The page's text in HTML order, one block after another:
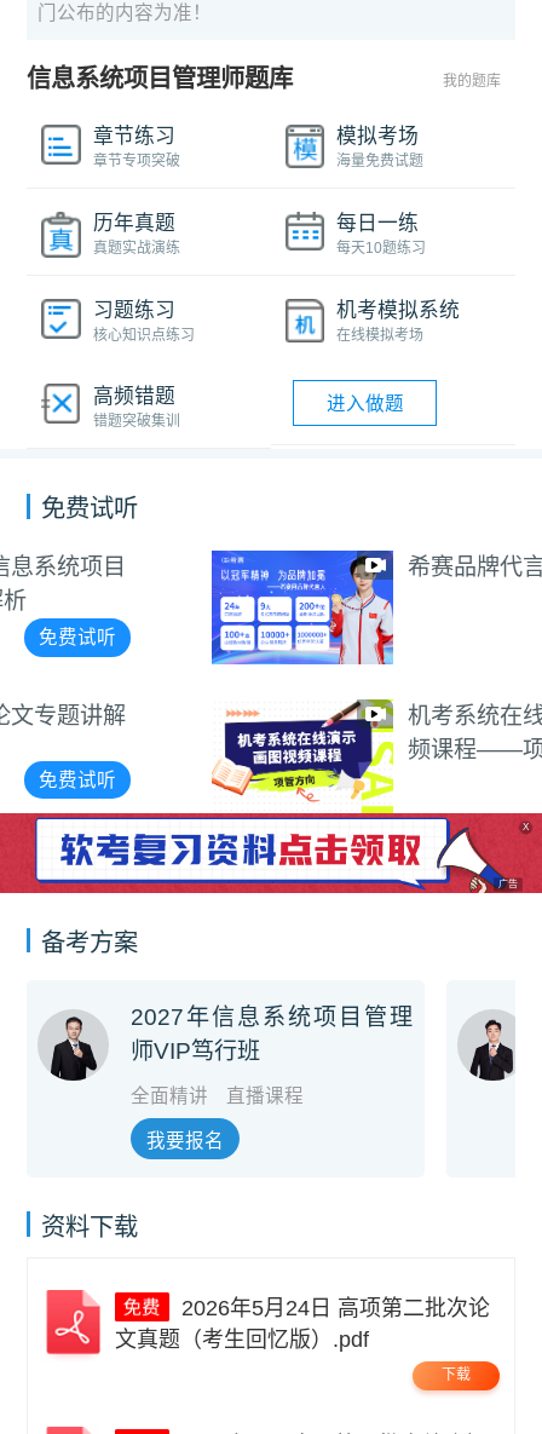
门公布的内容为准！
信息系统项目管理师题库 我的题库
章节练习
章节专项突破
模拟考场
海量免费试题
历年真题
真题实战演练
每日一练
每天10题练习
习题练习
核心知识点练习
机考模拟系统
在线模拟考场
高频错题
错题突破集训
进入做题
免费试听
希赛品牌代言视频
机考系统在线演示画图视
频课程——项管方向
X
广告
备考方案
2027年信息系统项目管理
师VIP笃行班
全面精讲 直播课程
我要报名
资料下载
文真题（考生回忆版）.pdf
下载